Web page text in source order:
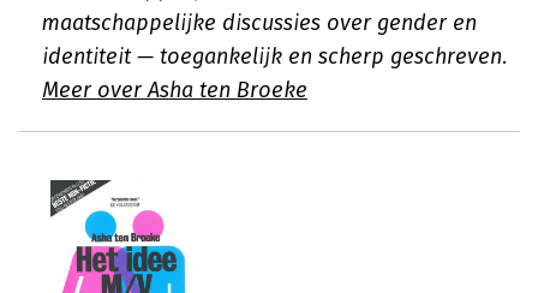
maatschappelijke discussies over gender en
identiteit — toegankelijk en scherp geschreven.
Meer over Asha ten Broeke